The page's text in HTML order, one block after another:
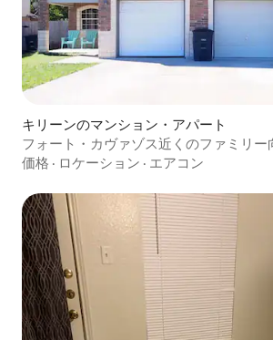
キリーンのマンション・アパート
フォート・カヴァゾス近くのファミリー
のマンション・アパート
価格 · ロケーション · エアコン